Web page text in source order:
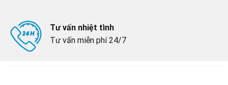
Tư vấn nhiệt tình
Tư vấn miễn phí 24/7